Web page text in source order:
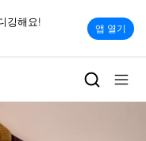
깅해요!
앱 열기